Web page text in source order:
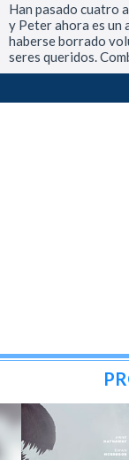
Han pasado cuatro
y Peter ahora es un
haberse borrado
seres queridos.